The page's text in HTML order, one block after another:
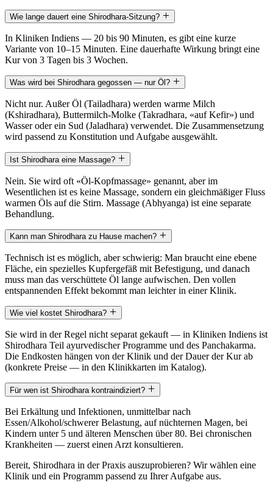
Wie lange dauert eine Shirodhara-Sitzung?
In Kliniken Indiens — 20 bis 90 Minuten, es gibt eine kurze
Variante von 10–15 Minuten. Eine dauerhafte Wirkung bringt eine
Kur von 3 Tagen bis 3 Wochen.
Was wird bei Shirodhara gegossen — nur Öl?
Nicht nur. Außer Öl (Tailadhara) werden warme Milch
(Kshiradhara), Buttermilch-Molke (Takradhara, «auf Kefir») und
Wasser oder ein Sud (Jaladhara) verwendet. Die Zusammensetzung
wird passend zu Konstitution und Aufgabe ausgewählt.
Ist Shirodhara eine Massage?
Nein. Sie wird oft «Öl-Kopfmassage» genannt, aber im
Wesentlichen ist es keine Massage, sondern ein gleichmäßiger Fluss
warmen Öls auf die Stirn. Massage (Abhyanga) ist eine separate
Behandlung.
Kann man Shirodhara zu Hause machen?
Technisch ist es möglich, aber schwierig: Man braucht eine ebene
Fläche, ein spezielles Kupfergefäß mit Befestigung, und danach
muss man das verschüttete Öl lange aufwischen. Den vollen
entspannenden Effekt bekommt man leichter in einer Klinik.
Wie viel kostet Shirodhara?
Sie wird in der Regel nicht separat gekauft — in Kliniken Indiens ist
Shirodhara Teil ayurvedischer Programme und des Panchakarma.
Die Endkosten hängen von der Klinik und der Dauer der Kur ab
(konkrete Preise — in den Klinikkarten im Katalog).
Für wen ist Shirodhara kontraindiziert?
Bei Erkältung und Infektionen, unmittelbar nach
Essen/Alkohol/schwerer Belastung, auf nüchternen Magen, bei
Kindern unter 5 und älteren Menschen über 80. Bei chronischen
Krankheiten — zuerst einen Arzt konsultieren.
Bereit, Shirodhara in der Praxis auszuprobieren? Wir wählen eine
Klinik und ein Programm passend zu Ihrer Aufgabe aus.